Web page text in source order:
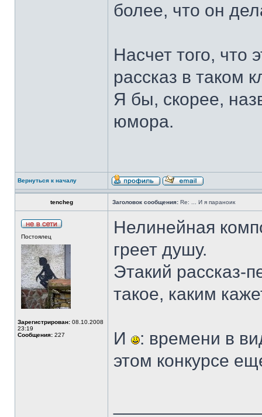
более, что он
Насчет того, что
рассказ в таком
Я бы, скорее,
юмора.
Вернуться к началу
tencheg Заголовок сообщения: Re: ... И я параноик
Постоялец
Зарегистрирован: 08.10.2008
23:19
Сообщения: 227
Нелинейная
греет душу.
Этакий рассказ-
такое, каким
И
: времени в
этом конкурсе